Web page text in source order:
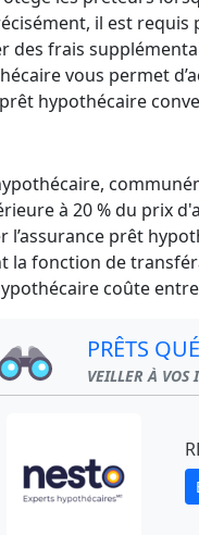
Prêts
Le
il est requis
des frais
vous permet
hypothécaire
à 20 % du prix
l’assurance prêt
la fonction de
coûte
PRÊTS
VEILLER À VOS